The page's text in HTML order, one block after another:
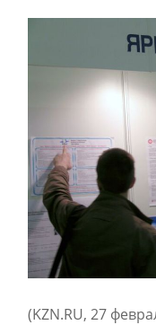
(KZN.RU, 27